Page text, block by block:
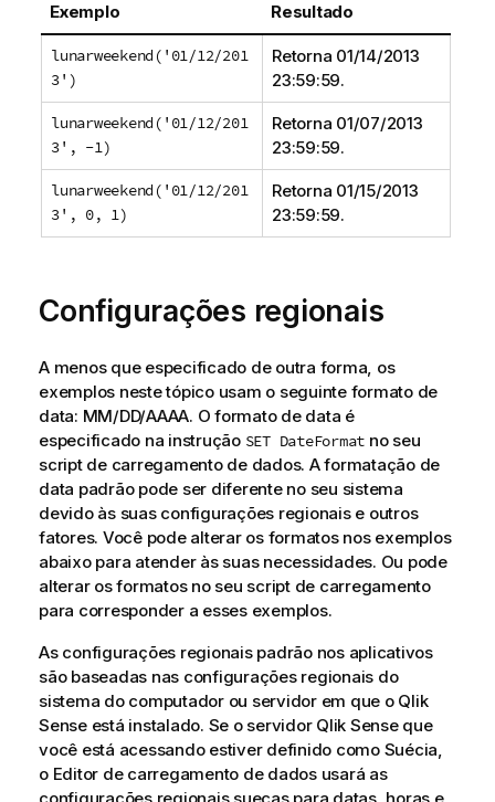
Exemplo Resultado
lunarweekend('01/12/201
3')
Retorna 01/14/2013
23:59:59.
lunarweekend('01/12/201
3', -1)
Retorna 01/07/2013
23:59:59.
lunarweekend('01/12/201
3', 0, 1)
Retorna 01/15/2013
23:59:59.
Configurações regionais
A menos que especificado de outra forma, os
exemplos neste tópico usam o seguinte formato de
data: MM/DD/AAAA. O formato de data é
especificado na instrução SET DateFormat no seu
script de carregamento de dados. A formatação de
data padrão pode ser diferente no seu sistema
devido às suas configurações regionais e outros
fatores. Você pode alterar os formatos nos exemplos
abaixo para atender às suas necessidades. Ou pode
alterar os formatos no seu script de carregamento
para corresponder a esses exemplos.
As configurações regionais padrão nos aplicativos
são baseadas nas configurações regionais do
sistema do computador ou servidor em que o Qlik
Senseestá instalado. Se o servidor Qlik Senseque
você está acessando estiver definido como Suécia,
o Editor de carregamento de dados usará as